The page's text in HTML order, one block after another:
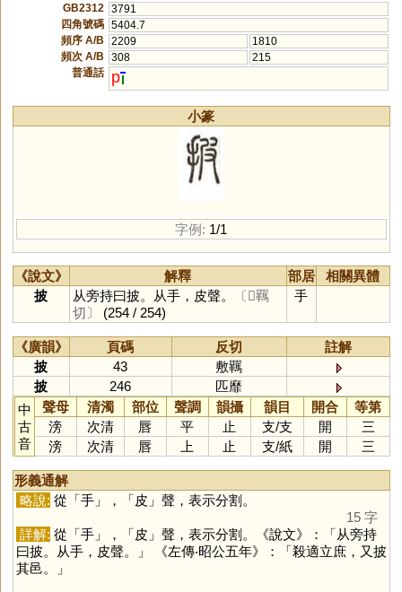
GB2312
3791
四角號碼 5404.7
頻序 A/B
2209
1810
頻次 A/B
308
215
普通話
p
小篆
字例: 1/1
《說文》 解釋 部居
相關異體
披
从旁持曰披。从手，皮聲。
〔𢾭羈
切〕
(254 / 254)
手
《廣韻》 頁碼 反切
註解
披
43
敷羈
披
246
匹靡
中
古
音
聲母 清濁 部位 聲調 韻攝 韻目 開合
等第
滂
次清 唇 平 止 支/支 開
三
滂
次清 唇 上 止 支/紙 開 三
形義通解
略說: 從「手」，「皮 」聲，表示分割。
15 字
詳解: 從「手」，「皮 」聲，表示分割。《說文》：「从旁持
曰披。从手，皮聲。」 《左傳‧昭公五年》：「殺適立庶，又披
其邑。」